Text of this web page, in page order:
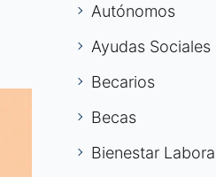
Autónomos
Ayudas Sociales
Becarios
Becas
Bienestar